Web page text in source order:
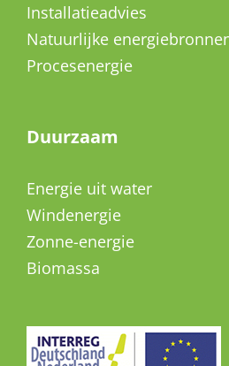
Installatieadvies
Natuurlijke
Procesenergie
Duurzaam
Energie uit water
Windenergie
Zonne-energie
Biomassa